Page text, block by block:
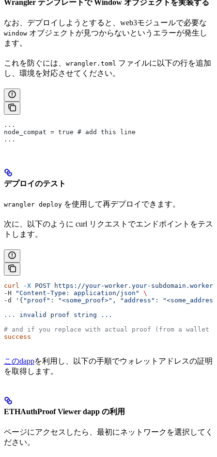
Wrangler テンプレートで Window オブジェクトを実装する
なお、デプロイしようとすると、web3モジュールで必要な
window オブジェクトが見つからないというエラーが発生し
ます。
これを防ぐには、 wrangler.toml ファイルに以下の行を追加
し、環境を対応させてください。
...
node_compat = true # add this line
...
デプロイのテスト
wrangler deploy を使用して再デプロイできます。
次に、以下のように curl リクエストでエンドポイントをテス
トします。
curl -X POST https://your-worker.your-
-H
"Content-Type: application/json"
\
-d
'{"proof": "<some_proof>", "address":
...
invalid proof string ...
# and if you replace with actual proof (from a wallet
success
このdappを利用し、以下の手順でウォレットアドレスの証明
を取得します。
ETHAuthProof Viewer dapp の利用
ページにアクセスしたら、最初にネットワークを選択してく
ださい。